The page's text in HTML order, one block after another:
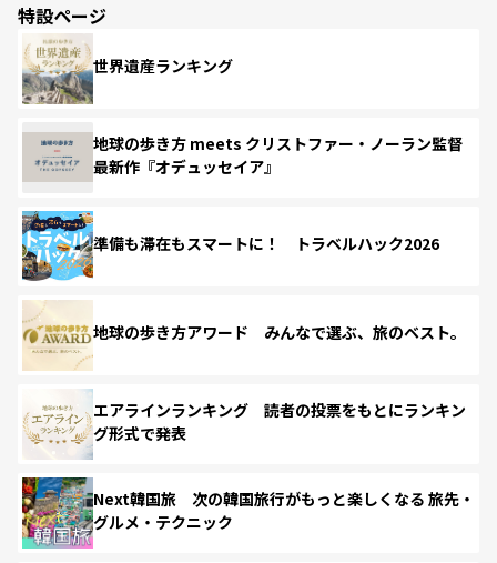
特設ページ
世界遺産ランキング
地球の歩き方 meets クリストファー・ノーラン監督
最新作『オデュッセイア』
準備も滞在もスマートに！ トラベルハック2026
地球の歩き方アワード みんなで選ぶ、旅のベスト。
エアラインランキング 読者の投票をもとにランキン
グ形式で発表
Next韓国旅 次の韓国旅行がもっと楽しくなる 旅先・
グルメ・テクニック